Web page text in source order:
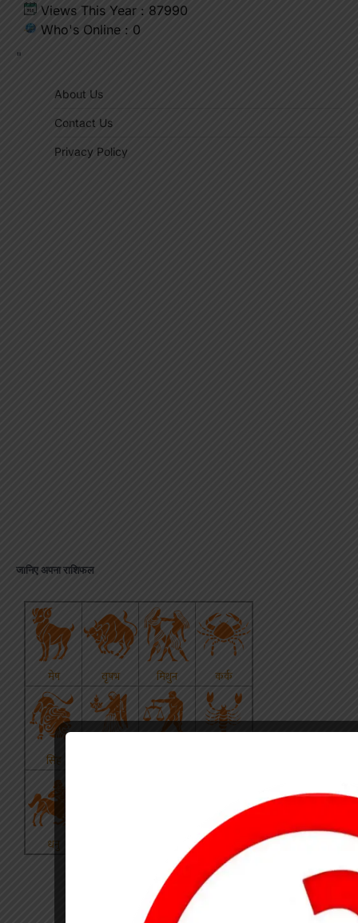
Views This Year : 87990
Who's Online : 0
"
About Us
Contact Us
Privacy Policy
जानिए अपना राशिफल